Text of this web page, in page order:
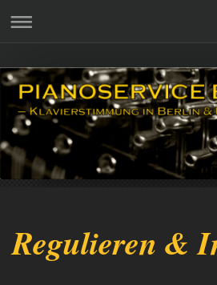
Regulieren &